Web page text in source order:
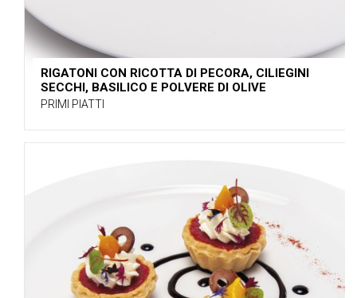
RIGATONI CON RICOTTA DI PECORA, CILIEGINI
SECCHI, BASILICO E POLVERE DI OLIVE
PRIMI PIATTI